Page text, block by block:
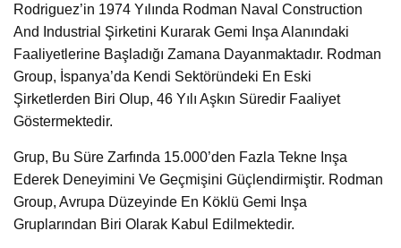
Rodriguez’in 1974 Yılında Rodman Naval Construction
And Industrial Şirketini Kurarak Gemi Inşa Alanındaki
Faaliyetlerine Başladığı Zamana Dayanmaktadır. Rodman
Group, İspanya’da Kendi Sektöründeki En Eski
Şirketlerden Biri Olup, 46 Yılı Aşkın Süredir Faaliyet
Göstermektedir.
Grup, Bu Süre Zarfında 15.000’den Fazla Tekne Inşa
Ederek Deneyimini Ve Geçmişini Güçlendirmiştir. Rodman
Group, Avrupa Düzeyinde En Köklü Gemi Inşa
Gruplarından Biri Olarak Kabul Edilmektedir.